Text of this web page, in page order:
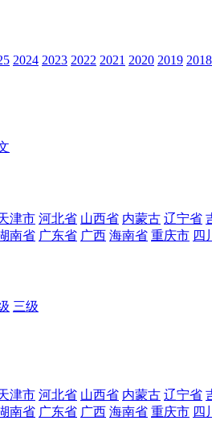
2024 2023 2022 2021 2020 2019 2018
津市 河北省 山西省 内蒙古 辽宁省
南省 广东省 广西 海南省 重庆市 四
三级
津市 河北省 山西省 内蒙古 辽宁省
南省 广东省 广西 海南省 重庆市 四